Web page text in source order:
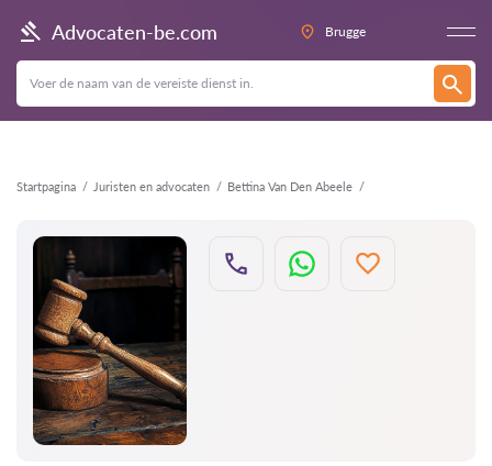
Advocaten-be.com Brugge
Startpagina Juristen en advocaten Bettina Van Den Abeele
Terug